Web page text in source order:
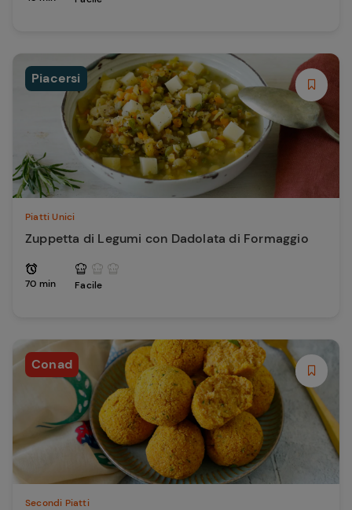
Piacersi
Piatti Unici
Zuppetta di Legumi con Dadolata di Formaggio
70 min Facile
Conad
Secondi Piatti